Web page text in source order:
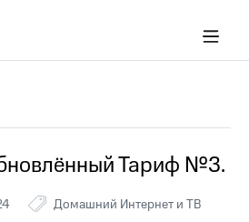
Тариф №3.
Домашний Интернет и ТВ